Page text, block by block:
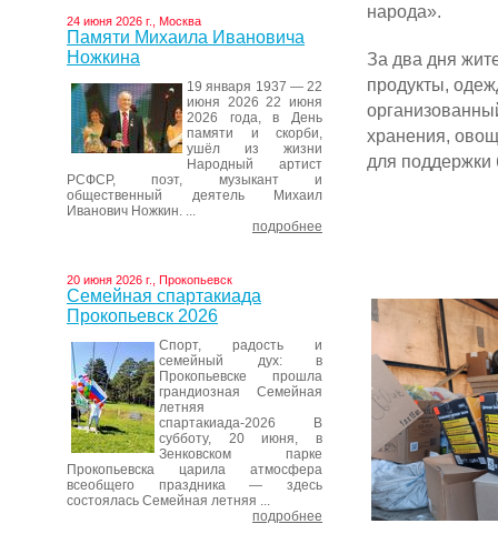
24 июня 2026 г., Москва
Памяти Михаила Ивановича
Ножкина
19 января 1937 — 22
июня 2026 22 июня
2026 года, в День
памяти и скорби,
ушёл из жизни
Народный артист
РСФСР, поэт, музыкант и
общественный деятель Михаил
Иванович Ножкин. ...
подробнее
20 июня 2026 г., Прокопьевск
Семейная спартакиада
Прокопьевск 2026
Спорт, радость и
семейный дух: в
Прокопьевске прошла
грандиозная Семейная
летняя
спартакиада-2026 В
субботу, 20 июня, в
Зенковском парке
Прокопьевска царила атмосфера
всеобщего праздника — здесь
состоялась Семейная летняя ...
подробнее
народа».
За два дня
продукты,
хранения,
для поддержки